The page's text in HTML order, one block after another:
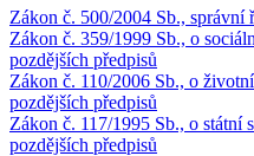
Zákon č. 500/2004 Sb., správní
Zákon č. 359/1999 Sb., o
pozdějších předpisů
Zákon č. 110/2006 Sb., o
pozdějších předpisů
Zákon č. 117/1995 Sb., o státní
pozdějších předpisů